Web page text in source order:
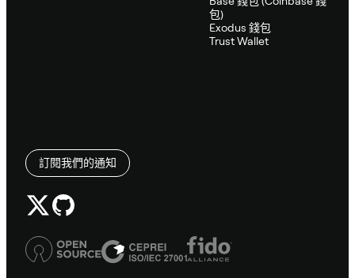
包)
Exodus 錢包
Trust Wallet
訂閱我們的通知